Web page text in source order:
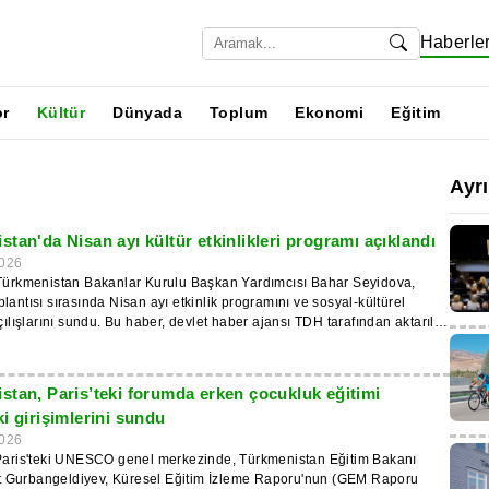
Haberler
Kültür Dünyada Toplum Ekonomi Eğitim
Nisan ayı kültür etkinlikleri programı açıklandı
Bakanlar Kurulu Başkan Yardımcısı Bahar Seyidova,
sırasında Nisan ayı etkinlik programını ve sosyal-kültürel
sundu. Bu haber, devlet haber ajansı TDH tarafından aktarıldı.
ay, 2026 sloganı olan “Bağımsız ve Tarafsız Türkmenistan – Kararlı
ulusal günü ile aynı zamana denk gelecek şekilde forumlar,
buluşmalar, yarışmalar ve etkinlikler düzenlenecek. Daha önce
yarışmaların sonuçları da açıklanacak. Başkent, “Turkmentravel
Fuarı ve Konferansı'na ev sahipliği yapacak, Mahtumkulu
ve Drama Tiyatrosu ise Maya Kuliyeva adını taşıyan Türkmen Ulusal
Senfoni Orkestrası'nın vereceği şenlikli bir konsere ev sahipliği
Paris’teki forumda erken çocukluk eğitimi
girişimlerini sundu
UNESCO genel merkezinde, Türkmenistan Eğitim Bakanı
Gurbangeldiyev, Küresel Eğitim İzleme Raporu'nun (GEM Raporu